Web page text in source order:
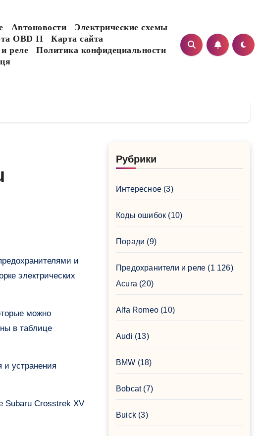
Автоновости
Электрические схемы
OBD II
Карта сайта
реле
Политика конфидециальности
электрических
можно
в таблице
и устранения
Subaru Crosstrek XV
Рубрики
Интересное (3)
Коды ошибок (10)
Поради (9)
Предохранители и реле (1 126)
Acura (20)
Alfa Romeo (10)
Audi (13)
BMW (18)
Bobcat(7)
Buick (3)